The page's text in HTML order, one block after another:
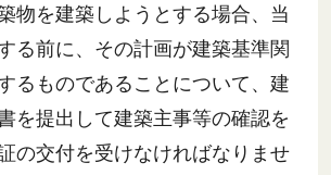
物を建築しようとする場合、当
る前に、その計画が建築基準関
るものであることについて、建
を提出して建築主事等の確認を
の交付を受けなければなりませ